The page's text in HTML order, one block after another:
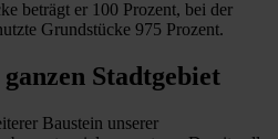
beträgt er 100 Prozent, bei der
Grundstücke 975 Prozent.
Stadtgebiet
Baustein unserer